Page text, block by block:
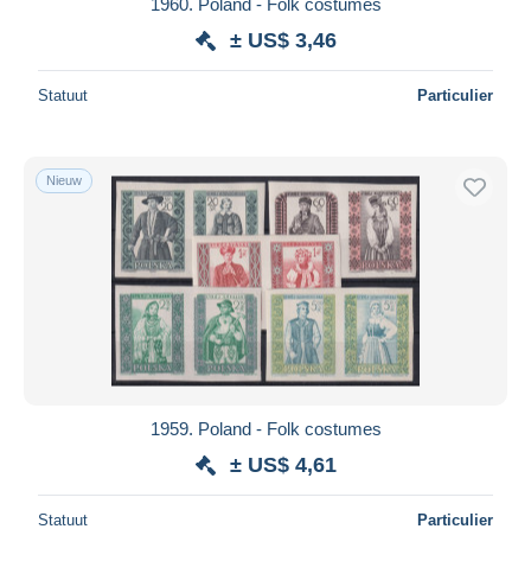
± US$ 3,46
Statuut Particulier
Nieuw
1959. Poland - Folk costumes
± US$ 4,61
Statuut Particulier